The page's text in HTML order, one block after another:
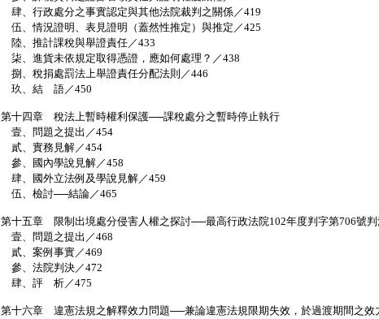
肆、行政處分之事實認定與其他法院裁判之關係／419
伍、情況證明、表見證明（蓋然性推定）與推定／425
陸、推計課稅與舉證責任／433
柒、進貨未依規定取得憑證，應如何處理？／438
捌、稅捐處罰法上舉證責任分配法則／446
玖、結 語／450
第十四章 稅法上暫時權利保護──課稅處分之暫時停止執行
壹、問題之提出／454
貳、實務見解／454
參、國內學說見解／458
肆、國外立法例及學說見解／459
伍、檢討──結論／465
第十五章 限制出境處分侵害人權之探討──最高行政法院102年度判字第706號
壹、問題之提出／468
貳、案例事實／469
參、法院判決／472
肆、評 析／475
第十六章 違憲法規之解釋效力問題──兼論違憲法規限期失效，於過渡期間之效